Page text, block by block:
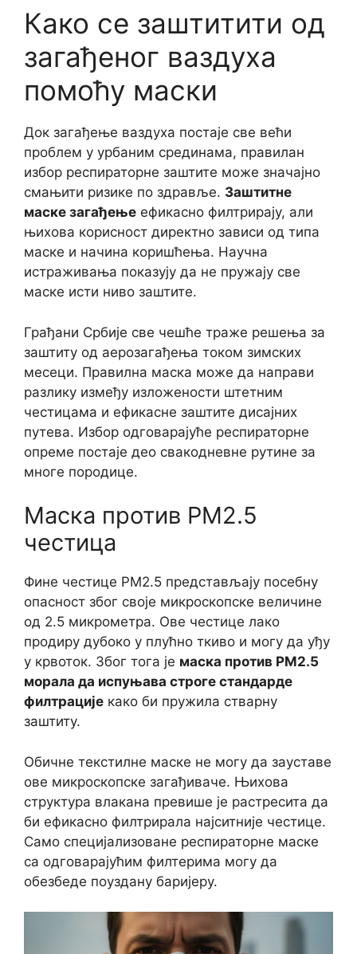
Како се заштитити од
загађеног ваздуха
помоћу маски
Док загађење ваздуха постаје све већи
проблем у урбаним срединама, правилан
избор респираторне заштите може значајно
смањити ризике по здравље. Заштитне
маске загађење ефикасно филтрирају, али
њихова корисност директно зависи од типа
маске и начина коришћења. Научна
истраживања показују да не пружају све
маске исти ниво заштите.
Грађани Србије све чешће траже решења за
заштиту од аерозагађења током зимских
месеци. Правилна маска може да направи
разлику између изложености штетним
честицама и ефикасне заштите дисајних
путева. Избор одговарајуће респираторне
опреме постаје део свакодневне рутине за
многе породице.
Маска против PM2.5
честица
Фине честице PM2.5 представљају посебну
опасност због своје микроскопске величине
од 2.5 микрометра. Ове честице лако
продиру дубоко у плућно ткиво и могу да уђу
у крвоток. Због тога је маска против PM2.5
морала да испуњава строге стандарде
филтрације како би пружила стварну
заштиту.
Обичне текстилне маске не могу да зауставе
ове микроскопске загађиваче. Њихова
структура влакана превише је растресита да
би ефикасно филтрирала најситније честице.
Само специјализоване респираторне маске
са одговарајућим филтерима могу да
обезбеде поуздану баријеру.